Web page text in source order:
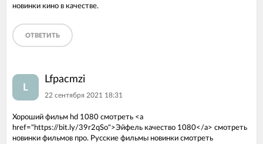
новинки кино в качестве.
ОТВЕТИТЬ
L
Lfpacmzi
22 сентября 2021 18:31
Хороший фильм hd 1080 смотреть <a
href="https://bit.ly/39r2qSo">Эйфель качество 1080</a> смотреть
новинки фильмов про. Русские фильмы новинки смотреть